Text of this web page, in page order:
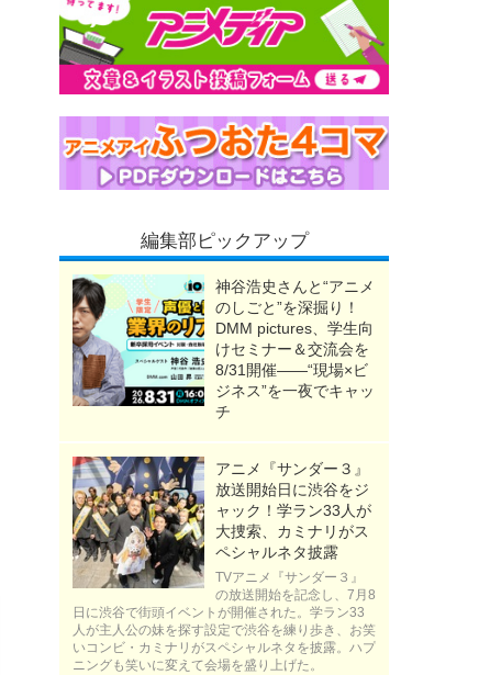
編集部ピックアップ
神谷浩史さんと“アニメ
のしごと”を深掘り！
DMM pictures、学生向
けセミナー＆交流会を
8/31開催――“現場×ビ
ジネス”を一夜でキャッ
チ
アニメ『サンダー３』
放送開始日に渋谷をジ
ャック！学ラン33人が
大捜索、カミナリがス
ペシャルネタ披露
TVアニメ『サンダー３』
の放送開始を記念し、7月8
日に渋谷で街頭イベントが開催された。学ラン33
人が主人公の妹を探す設定で渋谷を練り歩き、お笑
いコンビ・カミナリがスペシャルネタを披露。ハプ
ニングも笑いに変えて会場を盛り上げた。